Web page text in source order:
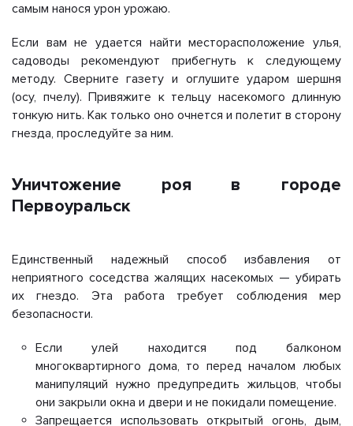
самым нанося урон урожаю.
Если вам не удается найти месторасположение улья,
садоводы рекомендуют прибегнуть к следующему
методу. Сверните газету и оглушите ударом шершня
(осу, пчелу). Привяжите к тельцу насекомого длинную
тонкую нить. Как только оно очнется и полетит в сторону
гнезда, проследуйте за ним.
Уничтожение роя в городе
Первоуральск
Единственный надежный способ избавления от
неприятного соседства жалящих насекомых — убирать
их гнездо. Эта работа требует соблюдения мер
безопасности.
Если улей находится под балконом
многоквартирного дома, то перед началом любых
манипуляций нужно предупредить жильцов, чтобы
они закрыли окна и двери и не покидали помещение.
Запрещается использовать открытый огонь, дым,